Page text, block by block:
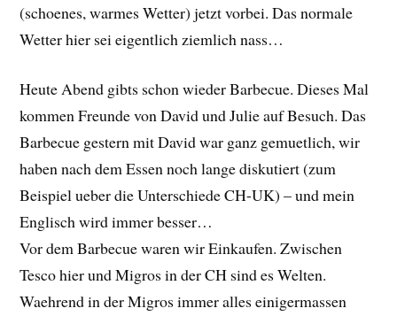
(schoenes, warmes Wetter) jetzt vorbei. Das normale
Wetter hier sei eigentlich ziemlich nass…
Heute Abend gibts schon wieder Barbecue. Dieses Mal
kommen Freunde von David und Julie auf Besuch. Das
Barbecue gestern mit David war ganz gemuetlich, wir
haben nach dem Essen noch lange diskutiert (zum
Beispiel ueber die Unterschiede CH-UK) – und mein
Englisch wird immer besser…
Vor dem Barbecue waren wir Einkaufen. Zwischen
Tesco hier und Migros in der CH sind es Welten.
Waehrend in der Migros immer alles einigermassen